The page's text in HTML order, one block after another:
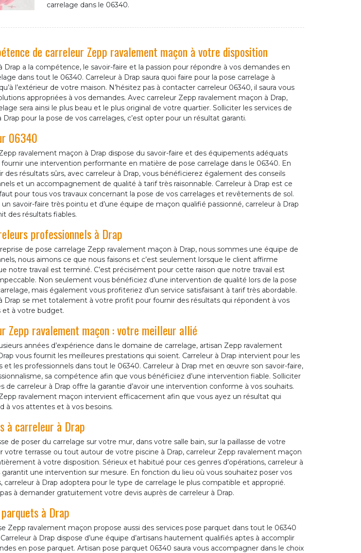
carrelage dans le 06340.
de carreleur Zepp ravalement maçon à votre disposition
Drap a la compétence, le savoir-faire et la passion pour répondre à vos demandes en
dans tout le 06340. Carreleur à Drap saura quoi faire pour la pose carrelage à
l’extérieur de votre maison. N’hésitez pas à contacter carreleur 06340, il saura vous
appropriées à vos demandes. Avec carreleur Zepp ravalement maçon à Drap,
sera ainsi le plus beau et le plus original de votre quartier. Solliciter les services de
Drap pour la pose de vos carrelages, c’est opter pour un résultat garanti.
06340
ravalement maçon à Drap dispose du savoir-faire et des équipements adéquats
une intervention performante en matière de pose carrelage dans le 06340. En
des résultats sûrs, avec carreleur à Drap, vous bénéficierez également des conseils
et un accompagnement de qualité à tarif très raisonnable. Carreleur à Drap est ce
faut pour tous vos travaux concernant la pose de vos carrelages et revêtements de sol.
un savoir-faire très pointu et d’une équipe de maçon qualifié passionné, carreleur à Drap
des résultats fiables.
professionnels à Drap
de pose carrelage Zepp ravalement maçon à Drap, nous sommes une équipe de
nous aimons ce que nous faisons et c’est seulement lorsque le client affirme
notre travail est terminé. C’est précisément pour cette raison que notre travail est
Non seulement vous bénéficiez d’une intervention de qualité lors de la pose
mais également vous profiteriez d’un service satisfaisant à tarif très abordable.
Drap se met totalement à votre profit pour fournir des résultats qui répondent à vos
et à votre budget.
Zepp ravalement maçon : votre meilleur allié
années d’expérience dans le domaine de carrelage, artisan Zepp ravalement
vous fournit les meilleures prestations qui soient. Carreleur à Drap intervient pour les
et les professionnels dans tout le 06340. Carreleur à Drap met en œuvre son savoir-faire,
sa compétence afin que vous bénéficiiez d’une intervention fiable. Solliciter
de carreleur à Drap offre la garantie d’avoir une intervention conforme à vos souhaits.
ravalement maçon intervient efficacement afin que vous ayez un résultat qui
à vos attentes et à vos besoins.
à carreleur à Drap
de poser du carrelage sur votre mur, dans votre salle bain, sur la paillasse de votre
votre terrasse ou tout autour de votre piscine à Drap, carreleur Zepp ravalement maçon
à votre disposition. Sérieux et habitué pour ces genres d’opérations, carreleur à
garantit une intervention sur mesure. En fonction du lieu où vous souhaitez poser vos
carreleur à Drap adoptera pour le type de carrelage le plus compatible et approprié.
pas à demander gratuitement votre devis auprès de carreleur à Drap.
à Drap
Zepp ravalement maçon propose aussi des services pose parquet dans tout le 06340
à Drap dispose d’une équipe d’artisans hautement qualifiés aptes à accomplir
en pose parquet. Artisan pose parquet 06340 saura vous accompagner dans le choix